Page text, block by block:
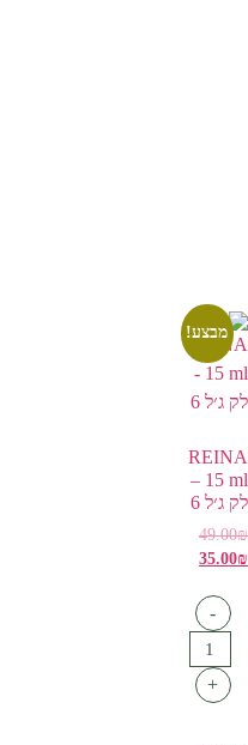
מבצע!
REINA
15 ml –
לק ג׳ל 6
49.00₪
35.00₪
-
+